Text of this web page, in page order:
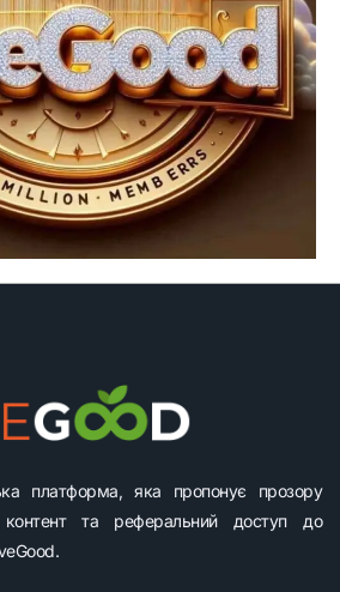
платформа, яка пропонує прозору
контент та реферальний доступ до